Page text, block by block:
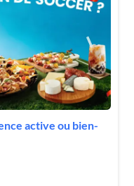
active ou bien-